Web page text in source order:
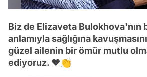
Biz de Elizaveta Bulokhova'nın
anlamıyla sağlığına
güzel ailenin bir ömür mutlu
ediyoruz. ❤️👏